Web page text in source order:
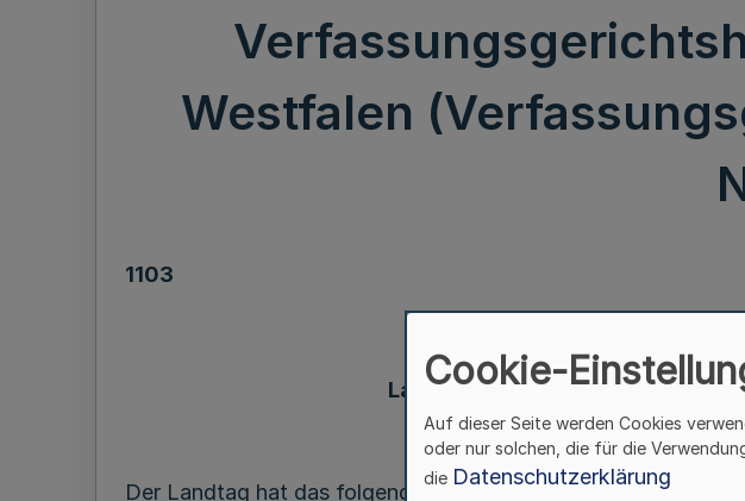
Westfalen
1103
zur Änderung des Gesetzes
Land Nordrhein-Westfalen
Der Landtag hat das folgende Gesetz beschlossen, das
Cookie-
Auf dieser Seite werden Cookies
oder nur solchen, die für die
die Datenschutzerklärung